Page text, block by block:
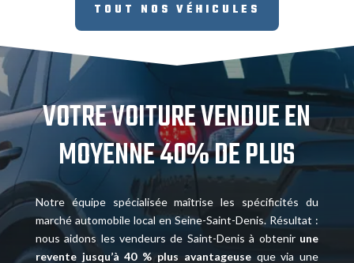
TOUT NOS VÉHICULES
VOTRE VOITURE VENDUE EN
MOYENNE 40% DE PLUS
Notre équipe spécialisée maîtrise les spécificités du
marché automobile local en Seine-Saint-Denis. Résultat :
nous aidons les vendeurs de Saint-Denis à obtenir une
revente jusqu’à 40 % plus avantageuseque via une